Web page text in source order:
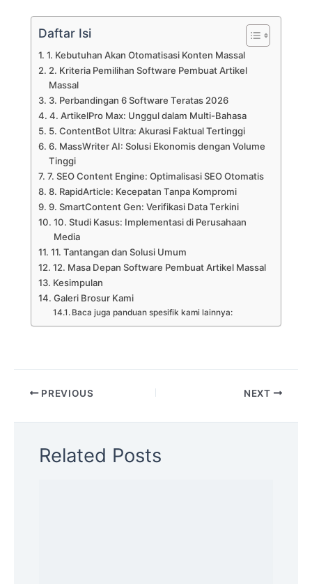
Daftar Isi
1. Kebutuhan Akan Otomatisasi Konten Massal
2. Kriteria Pemilihan Software Pembuat Artikel
Massal
3. Perbandingan 6 Software Teratas 2026
4. ArtikelPro Max: Unggul dalam Multi-Bahasa
5. ContentBot Ultra: Akurasi Faktual Tertinggi
6. MassWriter AI: Solusi Ekonomis dengan Volume
Tinggi
7. SEO Content Engine: Optimalisasi SEO Otomatis
8. RapidArticle: Kecepatan Tanpa Kompromi
9. SmartContent Gen: Verifikasi Data Terkini
10. Studi Kasus: Implementasi di Perusahaan
Media
11. Tantangan dan Solusi Umum
12. Masa Depan Software Pembuat Artikel Massal
Kesimpulan
Galeri Brosur Kami
Baca juga panduan spesifik kami lainnya:
PREVIOUS NEXT
Related Posts